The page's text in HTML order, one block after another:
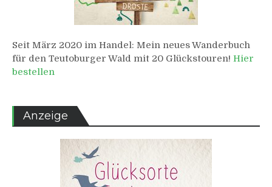
Seit März 2020 im Handel: Mein neues Wanderbuch
für den Teutoburger Wald mit 20 Glückstouren! Hier
bestellen
Anzeige